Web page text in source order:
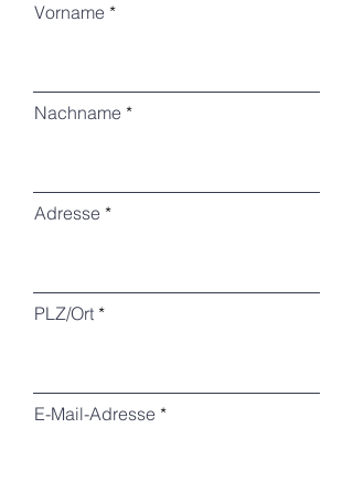
Vorname
Nachname
Adresse
PLZ/Ort
E-Mail-Adresse